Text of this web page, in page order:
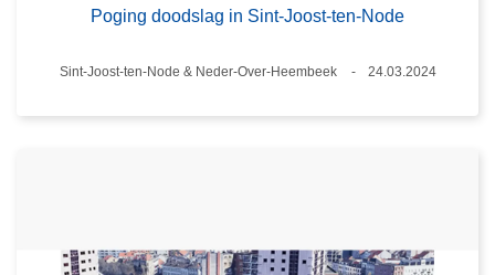
Poging doodslag in Sint-Joost-ten-Node
Plaats
Sint-Joost-ten-Node & Neder-Over-Heembeek
24.03.2024